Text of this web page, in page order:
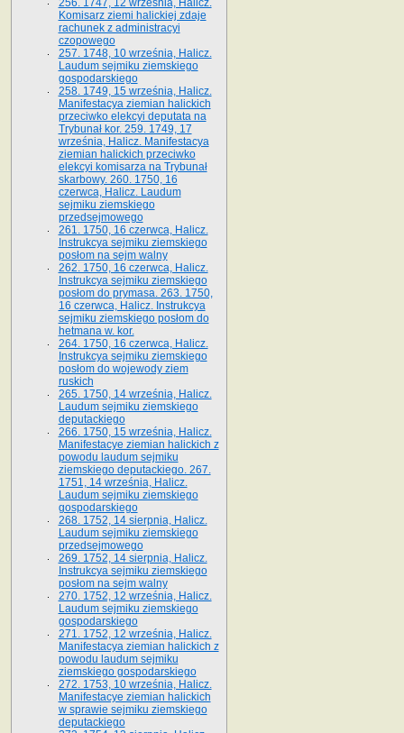
256. 1747, 12 września, Halicz.
Komisarz ziemi halickiej zdaje
rachunek z administracyi
czopowego
257. 1748, 10 września, Halicz.
Laudum sejmiku ziemskiego
gospodarskiego
258. 1749, 15 września, Halicz.
Manifestacya ziemian halickich
przeciwko elekcyi deputata na
Trybunał kor. 259. 1749, 17
września, Halicz. Manifestacya
ziemian halickich przeciwko
elekcyi komisarza na Trybunał
skarbowy. 260. 1750, 16
czerwca, Halicz. Laudum
sejmiku ziemskiego
przedsejmowego
261. 1750, 16 czerwca, Halicz.
Instrukcya sejmiku ziemskiego
posłom na sejm walny
262. 1750, 16 czerwca, Halicz.
Instrukcya sejmiku ziemskiego
posłom do prymasa. 263. 1750,
16 czerwca, Halicz. Instrukcya
sejmiku ziemskiego posłom do
hetmana w. kor.
264. 1750, 16 czerwca, Halicz.
Instrukcya sejmiku ziemskiego
posłom do wojewody ziem
ruskich
265. 1750, 14 września, Halicz.
Laudum sejmiku ziemskiego
deputackiego
266. 1750, 15 września, Halicz.
Manifestacye ziemian halickich z
powodu laudum sejmiku
ziemskiego deputackiego. 267.
1751, 14 września, Halicz.
Laudum sejmiku ziemskiego
gospodarskiego
268. 1752, 14 sierpnia, Halicz.
Laudum sejmiku ziemskiego
przedsejmowego
269. 1752, 14 sierpnia, Halicz.
Instrukcya sejmiku ziemskiego
posłom na sejm walny
270. 1752, 12 września, Halicz.
Laudum sejmiku ziemskiego
gospodarskiego
271. 1752, 12 września, Halicz.
Manifestacya ziemian halickich z
powodu laudum sejmiku
ziemskiego gospodarskiego
272. 1753, 10 września, Halicz.
Manifestacye ziemian halickich
w sprawie sejmiku ziemskiego
deputackiego